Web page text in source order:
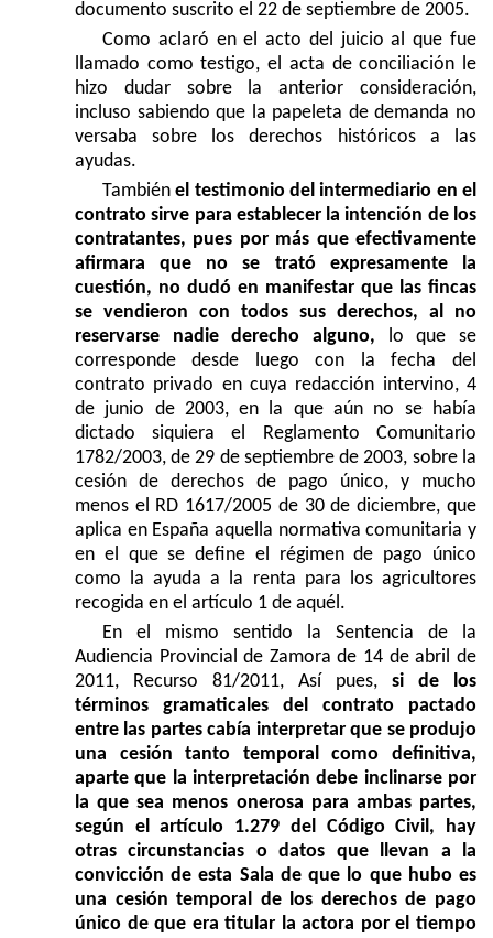
documento suscrito el 22 de septiembre de 2005.
Como aclaró en el acto del juicio al que fue
llamado como testigo, el acta de conciliación le
hizo dudar sobre la anterior consideración,
incluso sabiendo que la papeleta de demanda no
versaba sobre los derechos históricos a las
ayudas.
Tambiénel testimonio del intermediario en el
contrato sirve para establecer la intención de los
contratantes, pues por más que efectivamente
afirmara que no se trató expresamente la
cuestión, no dudó en manifestar que las fincas
se vendieron con todos sus derechos, al no
reservarse nadie derecho alguno, lo que se
corresponde desde luego con la fecha del
contrato privado en cuya redacción intervino, 4
de junio de 2003, en la que aún no se había
dictado siquiera el Reglamento Comunitario
1782/2003, de 29 de septiembre de 2003, sobre la
cesión de derechos de pago único, y mucho
menos el RD 1617/2005 de 30 de diciembre, que
aplica en España aquella normativa comunitaria y
en el que se define el régimen de pago único
como la ayuda a la renta para los agricultores
recogida en el artículo 1 de aquél.
En el mismo sentido la Sentencia de la
Audiencia Provincial de Zamora de 14 de abril de
2011, Recurso 81/2011, Así pues, si de los
términos gramaticales del contrato pactado
entre las partes cabía interpretar que se produjo
una cesión tanto temporal como definitiva,
aparte que la interpretación debe inclinarse por
la que sea menos onerosa para ambas partes,
según el artículo 1.279 del Código Civil, hay
otras circunstancias o datos que llevan a la
convicción de esta Sala de que lo que hubo es
una cesión temporal de los derechos de pago
único de que era titular la actora por el tiempo